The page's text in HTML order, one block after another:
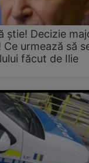
știe! Decizie
urmează să
făcut de Ilie